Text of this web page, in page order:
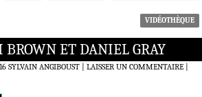
VIDÉOTHÈQUE
ET DANIEL GRAY
SYLVAIN ANGIBOUST LAISSER UN COMMENTAIRE|